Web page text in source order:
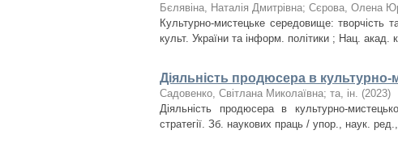
Бєлявіна, Наталія Дмитрівна; Сєрова, Олена
Культурно-мистецьке середовище: творчість
культ. України та інформ. політики ; Нац. акад.
Діяльність продюсера в культурно-
Садовенко, Світлана Миколаївна; та, ін. (2023)
Діяльність продюсера в культурно-
стратегії. Зб. наукових праць / упор., наук.